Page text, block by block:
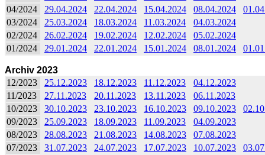
04/2024
29.04.2024 22.04.2024 15.04.2024 08.04.2024
03/2024
25.03.2024 18.03.2024 11.03.2024
04.03.2024
02/2024
26.02.2024 19.02.2024 12.02.2024
05.02.2024
01/2024
29.01.2024 22.01.2024 15.01.2024 08.01.2024
Archiv 2023
12/2023
25.12.2023 18.12.2023 11.12.2023
04.12.2023
11/2023
27.11.2023 20.11.2023 13.11.2023
06.11.2023
10/2023
30.10.2023 23.10.2023 16.10.2023 09.10.2023
09/2023
25.09.2023 18.09.2023 11.09.2023
04.09.2023
08/2023
28.08.2023 21.08.2023 14.08.2023
07.08.2023
07/2023
31.07.2023 24.07.2023 17.07.2023 10.07.2023